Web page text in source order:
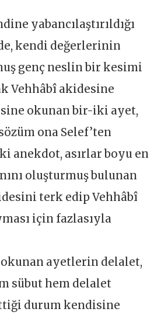
yabancılaştırıldığı
kendi değerlerinin
genç neslin bir kesimi
Vehhâbî akidesine
okunan bir-iki ayet,
ona Selef’ten
anekdot, asırlar boyu en
oluşturmuş bulunan
terk edip Vehhâbî
için fazlasıyla
ayetlerin delalet,
sübut hem delalet
durum kendisine